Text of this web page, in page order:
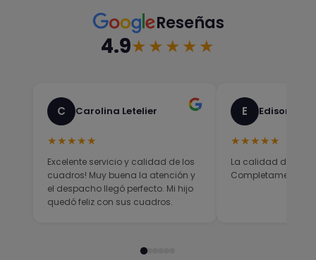
Reseñas
4.9★★★★★
C Carolina Letelier
★★★★★
Excelente servicio y calidad de los
cuadros! Muy buena la atención y
el despacho llegó perfecto. Mi hijo
quedó feliz con sus cuadros.
E Edison
★★★★★
La calidad del
Completamente